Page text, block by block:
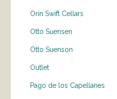
Orin Swift Cellars
Otto Suensen
Otto Suenson
Outlet
Pago de los Capellanes